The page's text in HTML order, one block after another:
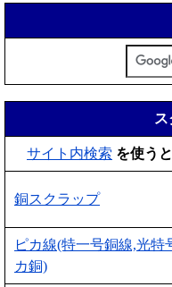
サイト内検索 を使う
銅スクラップ
ピカ線(特一号銅線,光特
カ銅)